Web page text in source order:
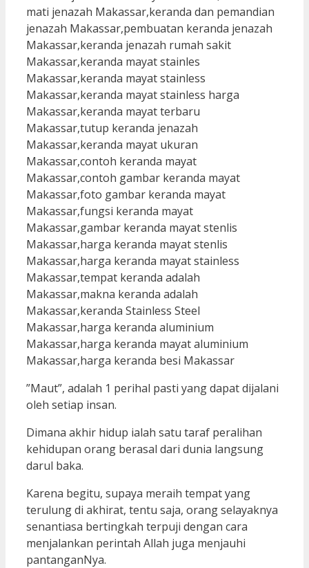
”Maut”, adalah 1 perihal pasti yang dapat dijalani
oleh setiap insan.
Dimana akhir hidup ialah satu taraf peralihan
kehidupan orang berasal dari dunia langsung
darul baka.
Karena begitu, supaya meraih tempat yang
terulung di akhirat, tentu saja, orang selayaknya
senantiasa bertingkah terpuji dengan cara
menjalankan perintah Allah juga menjauhi
pantanganNya.